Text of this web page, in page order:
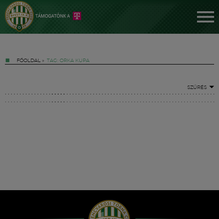
FŐOLDAL » TAG: ORKA KUPA
SZŰRÉS
Hírek